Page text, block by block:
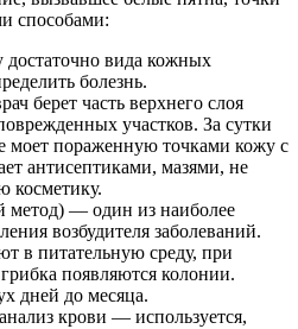
способами:
достаточно вида кожных
болезнь.
берет часть верхнего слоя
участков. За сутки
моет пораженную точками кожу с
антисептиками, мазями, не
косметику.
метод) — один из наиболее
возбудителя заболеваний.
в питательную среду, при
появляются колонии.
дней до месяца.
крови — используется,